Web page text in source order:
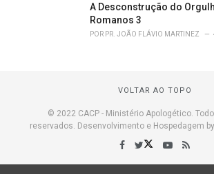
A Desconstrução do
Romanos 3
POR PR. JOÃO FLÁVIO MARTINEZ
VOLTAR AO TOPO
© 2022 CACP - Ministério Apologético.
reservados. Desenvolvimento e Hospedagem by